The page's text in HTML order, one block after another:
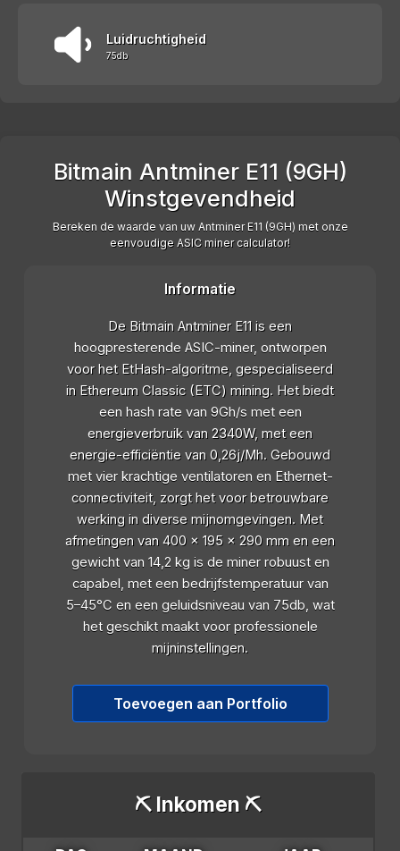
Luidruchtigheid
75db
Bitmain Antminer E11 (9GH)
Winstgevendheid
Bereken de waarde van uw Antminer E11 (9GH) met onze
eenvoudige ASIC miner calculator!
Informatie
De Bitmain Antminer E11 is een
hoogpresterende ASIC-miner, ontworpen
voor het EtHash-algoritme, gespecialiseerd
in Ethereum Classic (ETC) mining. Het biedt
een hash rate van 9Gh/s met een
energieverbruik van 2340W, met een
energie-efficiëntie van 0,26j/Mh. Gebouwd
met vier krachtige ventilatoren en Ethernet-
connectiviteit, zorgt het voor betrouwbare
werking in diverse mijnomgevingen. Met
afmetingen van 400 x 195 x 290 mm en een
gewicht van 14,2 kg is de miner robuust en
capabel, met een bedrijfstemperatuur van
5–45°C en een geluidsniveau van 75db, wat
het geschikt maakt voor professionele
mijninstellingen.
Toevoegen aan Portfolio
⛏️ Inkomen ⛏️